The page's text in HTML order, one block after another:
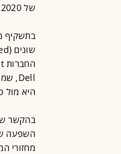
של 2020 ההפסד הגיע ל-426 אלף דולר, לעומת 2.1 מיליון דולר בתקופה המקבילה.
בתשקיף
היא מול
בהקשר
השפעה
מחזורי